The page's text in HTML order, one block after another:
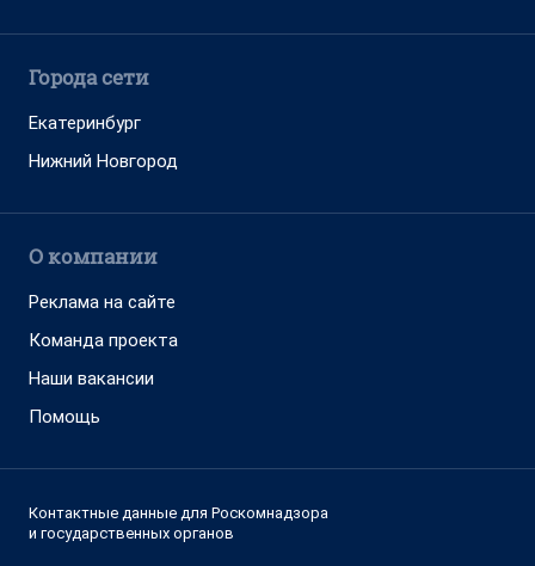
Города сети
Екатеринбург
Нижний Новгород
О компании
Реклама на сайте
Команда проекта
Наши вакансии
Помощь
Контактные данные для Роскомнадзора
и государственных органов